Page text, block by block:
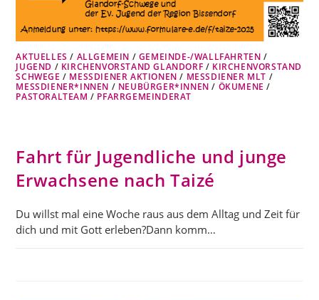
AKTUELLES / ALLGEMEIN / GEMEINDE-/WALLFAHRTEN /
JUGEND / KIRCHENVORSTAND GLANDORF / KIRCHENVORSTAND
SCHWEGE / MESSDIENER AKTIONEN / MESSDIENER MLT /
MESSDIENER*INNEN / NEUBÜRGER*INNEN / ÖKUMENE /
PASTORALTEAM / PFARRGEMEINDERAT
Fahrt für Jugendliche und junge
Erwachsene nach Taizé
Du willst mal eine Woche raus aus dem Alltag und Zeit für
dich und mit Gott erleben?Dann komm…